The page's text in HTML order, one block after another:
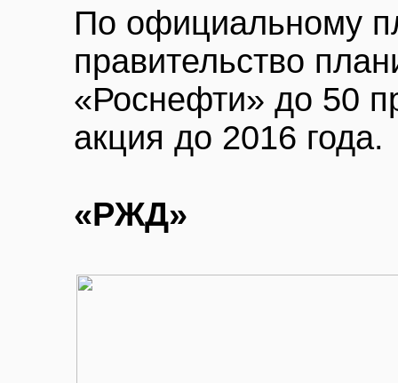
По официальному
правительство
«Роснефти» до 50
акция до 2016 года.
«РЖД»